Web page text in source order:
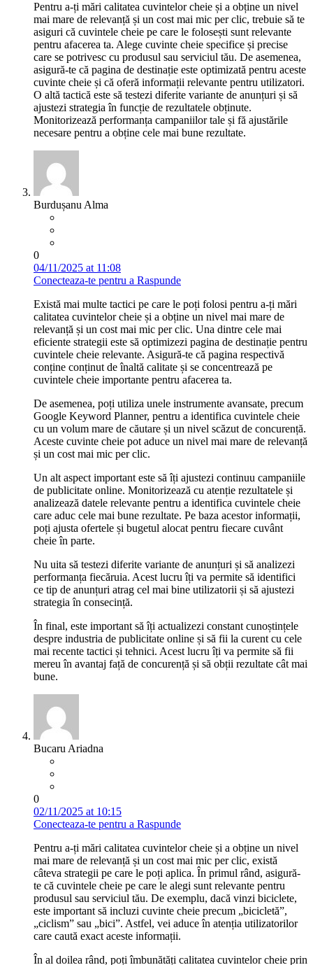
Pentru a-ți mări calitatea cuvintelor cheie și a obține un nivel
mai mare de relevanță și un cost mai mic per clic, trebuie să te
asiguri că cuvintele cheie pe care le folosești sunt relevante
pentru afacerea ta. Alege cuvinte cheie specifice și precise
care se potrivesc cu produsul sau serviciul tău. De asemenea,
asigură-te că pagina de destinație este optimizată pentru aceste
cuvinte cheie și că oferă informații relevante pentru utilizatori.
O altă tactică este să testezi diferite variante de anunțuri și să
ajustezi strategia în funcție de rezultatele obținute.
Monitorizează performanța campaniilor tale și fă ajustările
necesare pentru a obține cele mai bune rezultate.
Burdușanu Alma
0
04/11/2025 at 11:08
Conecteaza-te pentru a Raspunde
Există mai multe tactici pe care le poți folosi pentru a-ți mări
calitatea cuvintelor cheie și a obține un nivel mai mare de
relevanță și un cost mai mic per clic. Una dintre cele mai
eficiente strategii este să optimizezi pagina de destinație pentru
cuvintele cheie relevante. Asigură-te că pagina respectivă
conține conținut de înaltă calitate și se concentrează pe
cuvintele cheie importante pentru afacerea ta.
De asemenea, poți utiliza unele instrumente avansate, precum
Google Keyword Planner, pentru a identifica cuvintele cheie
cu un volum mare de căutare și un nivel scăzut de concurență.
Aceste cuvinte cheie pot aduce un nivel mai mare de relevanță
și un cost mai mic per clic.
Un alt aspect important este să îți ajustezi continuu campaniile
de publicitate online. Monitorizează cu atenție rezultatele și
analizează datele relevante pentru a identifica cuvintele cheie
care aduc cele mai bune rezultate. Pe baza acestor informații,
poți ajusta ofertele și bugetul alocat pentru fiecare cuvânt
cheie în parte.
Nu uita să testezi diferite variante de anunțuri și să analizezi
performanța fiecăruia. Acest lucru îți va permite să identifici
ce tip de anunțuri atrag cel mai bine utilizatorii și să ajustezi
strategia în consecință.
În final, este important să îți actualizezi constant cunoștințele
despre industria de publicitate online și să fii la curent cu cele
mai recente tactici și tehnici. Acest lucru îți va permite să fii
mereu în avantaj față de concurență și să obții rezultate cât mai
bune.
Bucaru Ariadna
0
02/11/2025 at 10:15
Conecteaza-te pentru a Raspunde
Pentru a-ți mări calitatea cuvintelor cheie și a obține un nivel
mai mare de relevanță și un cost mai mic per clic, există
câteva strategii pe care le poți aplica. În primul rând, asigură-
te că cuvintele cheie pe care le alegi sunt relevante pentru
produsul sau serviciul tău. De exemplu, dacă vinzi biciclete,
este important să incluzi cuvinte cheie precum „bicicletă”,
„ciclism” sau „bici”. Astfel, vei aduce în atenția utilizatorilor
care caută exact aceste informații.
În al doilea rând, poți îmbunătăți calitatea cuvintelor cheie prin